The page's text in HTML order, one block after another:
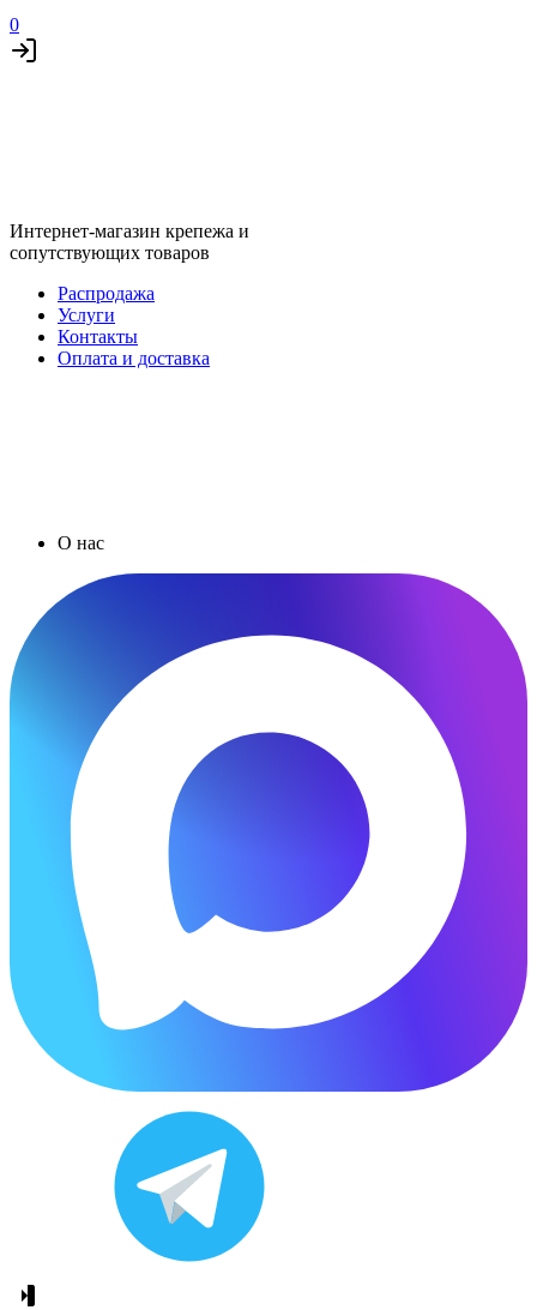
0
Интернет-магазин крепежа и
сопутствующих товаров
Распродажа
Услуги
Контакты
Оплата и доставка
О нас